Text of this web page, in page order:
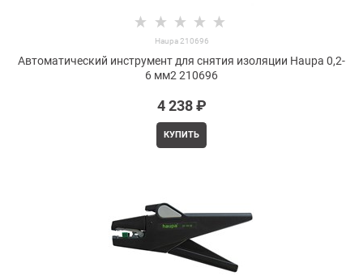
Haupa 210696
Автоматический инструмент для снятия изоляции Haupa 0,2-
6 мм2 210696
4 238 ₽
КУПИТЬ